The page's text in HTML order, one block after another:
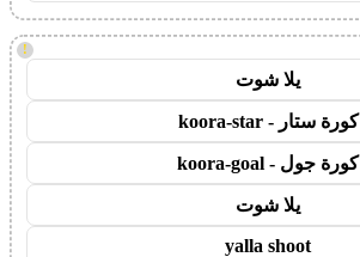
!
يلا شوت
كورة ستار - koora-star
كورة جول - koora-goal
يلا شوت
yalla shoot